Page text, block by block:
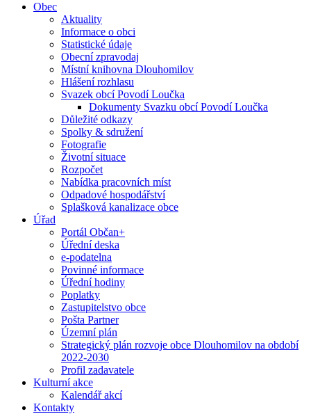
Obec
Aktuality
Informace o obci
Statistické údaje
Obecní zpravodaj
Místní knihovna Dlouhomilov
Hlášení rozhlasu
Svazek obcí Povodí Loučka
Dokumenty Svazku obcí Povodí Loučka
Důležité odkazy
Spolky & sdružení
Fotografie
Životní situace
Rozpočet
Nabídka pracovních míst
Odpadové hospodářství
Splašková kanalizace obce
Úřad
Portál Občan+
Úřední deska
e-podatelna
Povinné informace
Úřední hodiny
Poplatky
Zastupitelstvo obce
Pošta Partner
Územní plán
Strategický plán rozvoje obce Dlouhomilov na období
2022-2030
Profil zadavatele
Kulturní akce
Kalendář akcí
Kontakty